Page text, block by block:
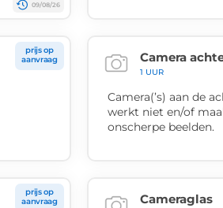
09/08/26
prijs op
aanvraag
Camera
1 UUR
Camera(’s) aan de
werkt niet en/of
onscherpe beelden.
prijs op
aanvraag
Cameraglas